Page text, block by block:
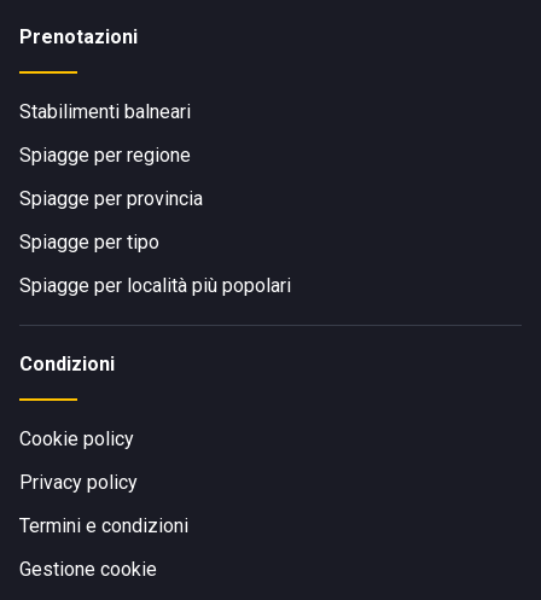
Prenotazioni
Stabilimenti balneari
Spiagge per regione
Spiagge per provincia
Spiagge per tipo
Spiagge per località più popolari
Condizioni
Cookie policy
Privacy policy
Termini e condizioni
Gestione cookie